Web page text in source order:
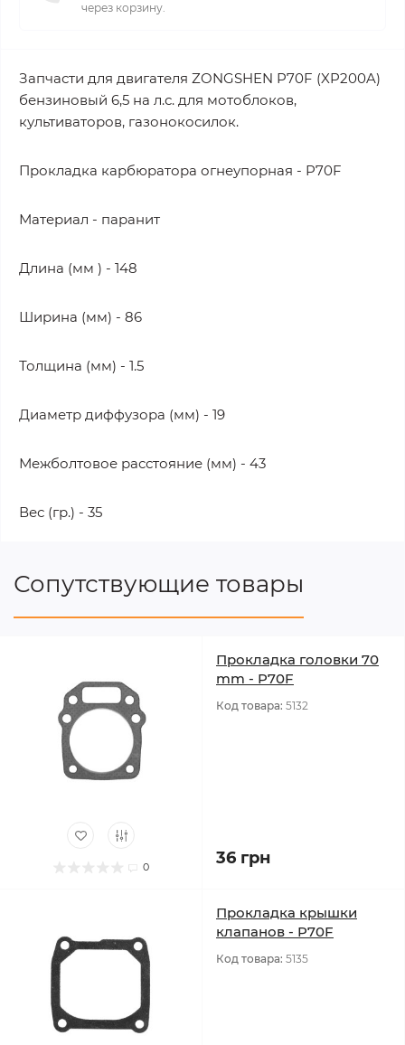
через корзину.
Запчасти для двигателя ZONGSHEN P70F (XP200A)
бензиновый 6,5 на л.с. для мотоблоков,
культиваторов, газонокосилок.
Прокладка карбюратора огнеупорная - P70F
Материал - паранит
Длина (мм ) - 148
Ширина (мм) - 86
Толщина (мм) - 1.5
Диаметр диффузора (мм) - 19
Межболтовое расстояние (мм) - 43
Вес (гр.) - 35
Сопутствующие товары
0
Прокладка головки 70
mm - P70F
Код товара: 5132
36 грн
Прокладка крышки
клапанов - P70F
Код товара: 5135